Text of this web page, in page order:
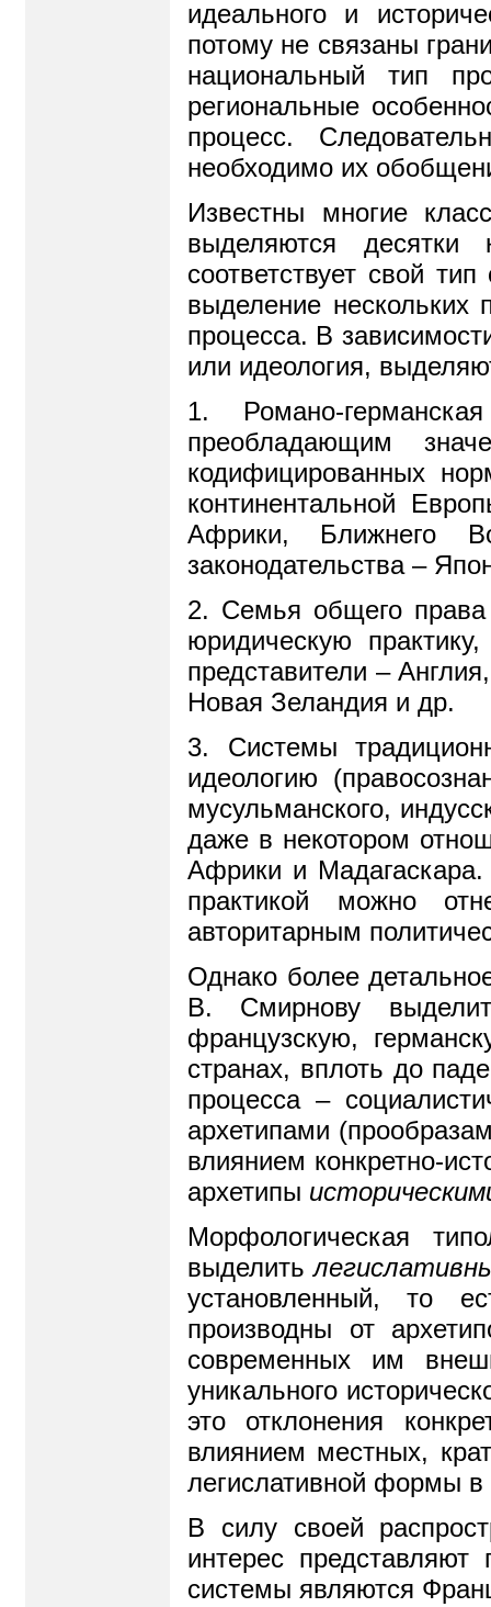
идеального и
потому не связаны
национальный тип
региональные
процесс.
необходимо их
Известны многие
выделяются десятки
соответствует свой
выделение нескольких
процесса. В
или идеология,
1. Романо-
преобладающим
кодифицированных
континентальной
Африки, Ближнего
законодательства –
2. Семья общего права
юридическую
представители –
Новая Зеландия и др.
3. Системы
идеологию
мусульманского,
даже в некотором
Африки и Мадагаскара.
практикой можно
авторитарным
Однако более
В. Смирнову
французскую,
странах, вплоть до
процесса –
архетипами
влиянием конкретно-
архетипы
Морфологическая
выделить
установленный, то
производны от
современных им
уникального
это отклонения
влиянием местных,
легислативной формы в
В силу своей
интерес
системы являются